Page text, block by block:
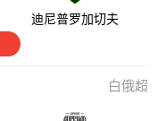
迪尼普罗加切夫
白俄超